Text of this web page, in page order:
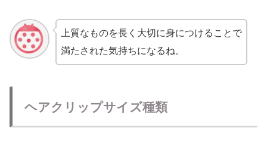
上質なものを長く大切に身につけることで
満たされた気持ちになるね。
ヘアクリップサイズ種類